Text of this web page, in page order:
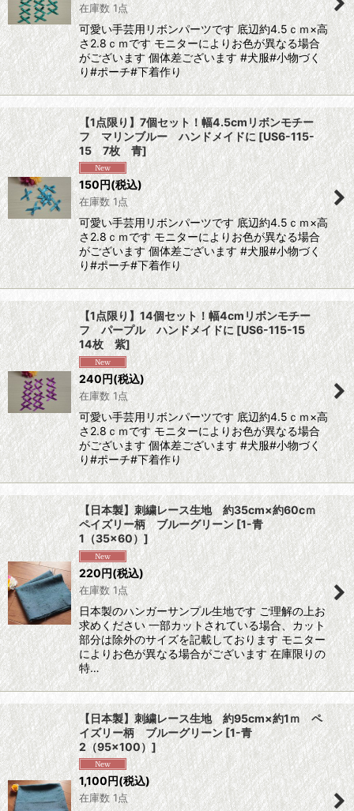
在庫数 1点
可愛い手芸用リボンパーツです 底辺約4.5ｃｍ×高
さ2.8ｃｍです モニターによりお色が異なる場合
がございます 個体差ございます #犬服#小物づく
り#ポーチ#下着作り
【1点限り】7個セット！幅4.5cmリボンモチー
フ マリンブルー ハンドメイドに [US6-115-
15 7枚 青]
150円(税込)
在庫数 1点
可愛い手芸用リボンパーツです 底辺約4.5ｃｍ×高
さ2.8ｃｍです モニターによりお色が異なる場合
がございます 個体差ございます #犬服#小物づく
り#ポーチ#下着作り
【1点限り】14個セット！幅4cmリボンモチー
フ パープル ハンドメイドに [US6-115-15
14枚 紫]
240円(税込)
在庫数 1点
可愛い手芸用リボンパーツです 底辺約4.5ｃｍ×高
さ2.8ｃｍです モニターによりお色が異なる場合
がございます 個体差ございます #犬服#小物づく
り#ポーチ#下着作り
【日本製】刺繍レース生地 約35cm×約60cｍ
ペイズリー柄 ブルーグリーン [1-青
1（35×60）]
220円(税込)
在庫数 1点
日本製のハンガーサンプル生地です ご理解の上お
求めください 一部カットされている場合、カット
部分は除外のサイズを記載しております モニター
によりお色が異なる場合がございます 在庫限りの
特…
【日本製】刺繍レース生地 約95cm×約1ｍ ペ
イズリー柄 ブルーグリーン [1-青
2（95×100）]
1,100円(税込)
在庫数 1点